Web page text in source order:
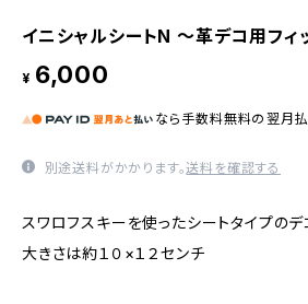
イニシャルシートN 〜革デコ用フィ
¥ 6,000
なら 手数料無料の 翌月
別途送料がかかります。送料を確認する
スワロフスキーを使ったシートタイプのデ
大きさは約１０×１２センチ